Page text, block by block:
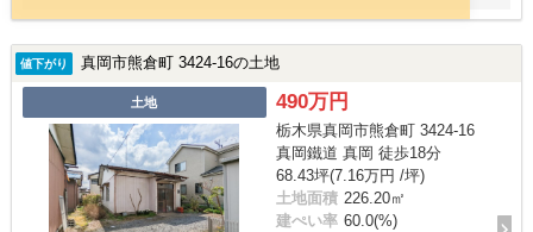
値下がり 真岡市熊倉町 3424-16の土地
土地 490万円
栃木県真岡市熊倉町 3424-16
真岡鐵道 真岡 徒歩18分
68.43坪(7.16万円 /坪)
土地面積 226.20㎡
建ぺい率 60.0(%)